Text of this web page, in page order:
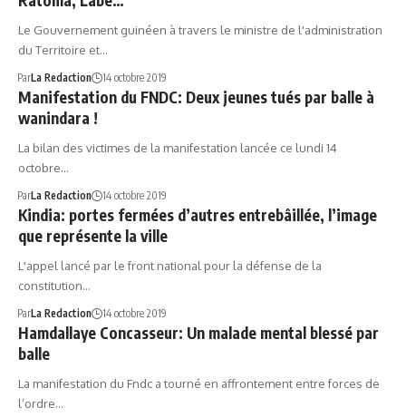
Le Gouvernement guinéen à travers le ministre de l'administration
du Territoire et…
ParLa Redaction 14 octobre 2019
Manifestation du FNDC: Deux jeunes tués par balle à
wanindara !
La bilan des victimes de la manifestation lancée ce lundi 14
octobre…
ParLa Redaction 14 octobre 2019
Kindia: portes fermées d’autres entrebâillée, l’image
que représente la ville
L'appel lancé par le front national pour la défense de la
constitution…
ParLa Redaction 14 octobre 2019
Hamdallaye Concasseur: Un malade mental blessé par
balle
La manifestation du Fndc a tourné en affrontement entre forces de
l’ordre…